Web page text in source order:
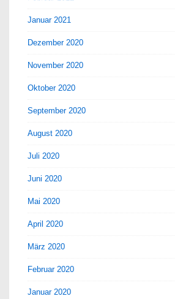
Januar 2021
Dezember 2020
November 2020
Oktober 2020
September 2020
August 2020
Juli 2020
Juni 2020
Mai 2020
April 2020
März 2020
Februar 2020
Januar 2020